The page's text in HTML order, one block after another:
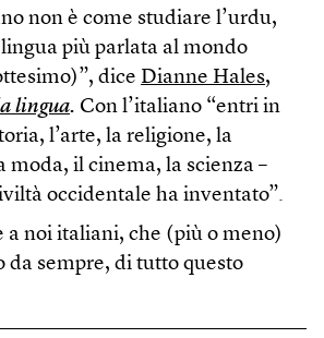
non è come studiare l’urdu,
più parlata al mondo
dice Dianne Hales,
lingua. Con l’italiano “entri in
l’arte, la religione, la
moda, il cinema, la scienza –
occidentale ha inventato”.
a noi italiani, che (più o meno)
da sempre, di tutto questo